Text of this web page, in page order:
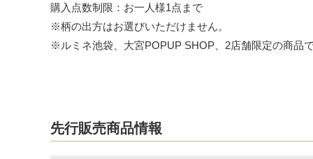
購入点数制限：お一人様1点まで
※柄の出方はお選びいただけません。
※ルミネ池袋、大宮POPUP SHOP、2店舗限定の商品
先行販売商品情報